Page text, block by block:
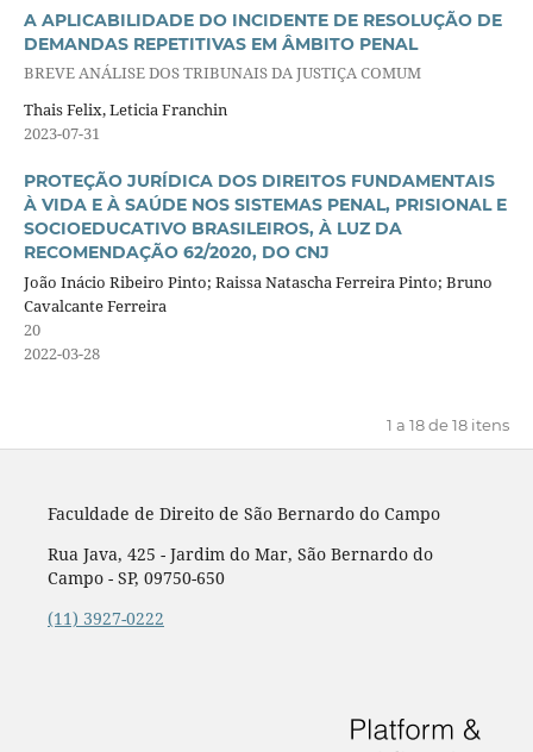
A APLICABILIDADE DO INCIDENTE DE RESOLUÇÃO DE
DEMANDAS REPETITIVAS EM ÂMBITO PENAL
BREVE ANÁLISE DOS TRIBUNAIS DA JUSTIÇA COMUM
Thais Felix, Leticia Franchin
2023-07-31
PROTEÇÃO JURÍDICA DOS DIREITOS FUNDAMENTAIS
À VIDA E À SAÚDE NOS SISTEMAS PENAL, PRISIONAL E
SOCIOEDUCATIVO BRASILEIROS, À LUZ DA
RECOMENDAÇÃO 62/2020, DO CNJ
João Inácio Ribeiro Pinto; Raissa Natascha Ferreira Pinto; Bruno
Cavalcante Ferreira
20
2022-03-28
1 a 18 de 18 itens
Faculdade de Direito de São Bernardo do Campo
Rua Java, 425 - Jardim do Mar, São Bernardo do
Campo - SP, 09750-650
(11) 3927-0222